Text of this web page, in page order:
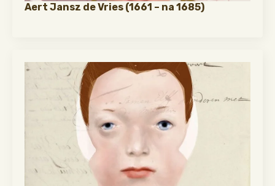
Aert Jansz de Vries (1661 – na 1685)